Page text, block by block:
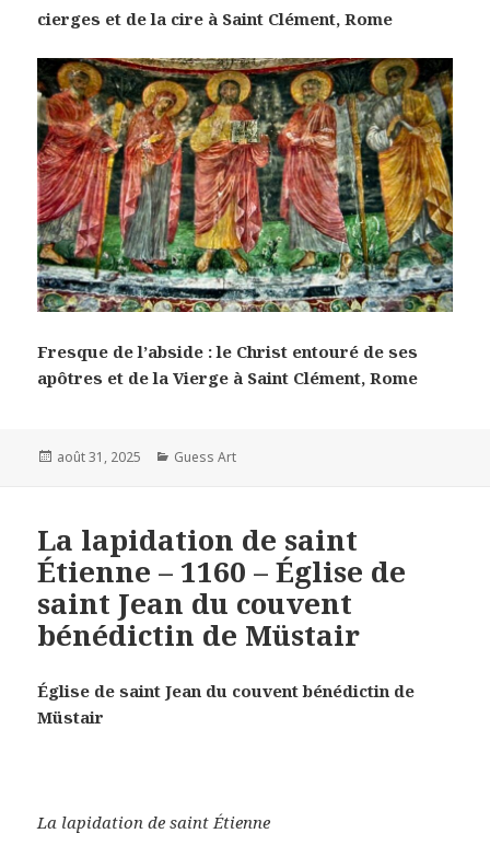
cierges et de la cire à Saint Clément, Rome
Fresque de l’abside : le Christ entouré de ses
apôtres et de la Vierge à Saint Clément, Rome
Posted
août 31, 2025 Categories
Guess Art
La lapidation de saint
Étienne – 1160 – Église de
saint Jean du couvent
bénédictin de Müstair
Église de saint Jean du couvent bénédictin de
Müstair
La lapidation de saint Étienne